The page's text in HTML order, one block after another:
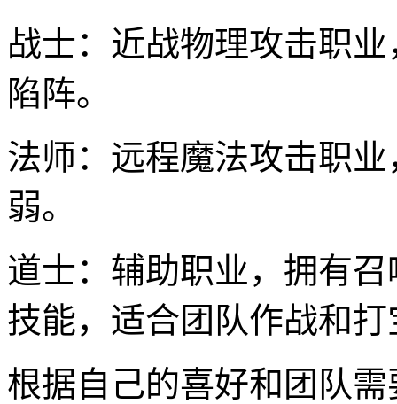
战士：近战物理攻击职
陷阵。
法师：远程魔法攻击职
弱。
道士：辅助职业，拥有
技能，适合团队作战和打
根据自己的喜好和团队